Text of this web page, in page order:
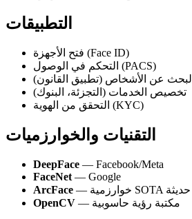
التطبيقات
فتح الأجهزة (Face ID)
التحكم في الوصول (PACS)
البحث عن الأشخاص (تطبيق القانون)
تخصيص الخدمات (التجزئة، البنوك)
التحقق من الهوية (KYC)
التقنيات والخوارزميات
DeepFace — Facebook/Meta
FaceNet — Google
ArcFace
— خوارزمية SOTA حديثة
OpenCV
— مكتبة رؤية حاسوبية